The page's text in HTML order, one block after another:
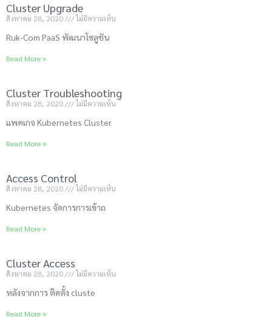
Cluster Upgrade
สิงหาคม 28, 2020 ไม่มีความเห็น
Ruk-Com PaaS พัฒนาโซลูชัน
Read More »
Cluster Troubleshooting
สิงหาคม 28, 2020 ไม่มีความเห็น
แพคเกจ Kubernetes Cluster
Read More »
Access Control
สิงหาคม 28, 2020 ไม่มีความเห็น
Kubernetes จัดการการเข้าถ
Read More »
Cluster Access
สิงหาคม 28, 2020 ไม่มีความเห็น
หลังจากการ ติดตั้ง cluste
Read More »